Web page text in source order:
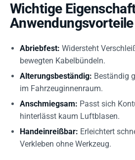
Wichtige
Anwendungsvorteile
Abriebfest: Widersteht
bewegten Kabelbündeln.
Alterungsbeständig: Beständig
im Fahrzeuginnenraum.
Anschmiegsam: Passt sich
hinterlässt kaum Luftblasen.
Handeinreißbar: Erleichtert
Verkleben ohne Werkzeug.